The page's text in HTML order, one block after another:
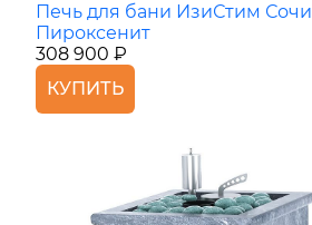
Печь для бани ИзиСтим Сочи
Пироксенит
308 900 ₽
КУПИТЬ